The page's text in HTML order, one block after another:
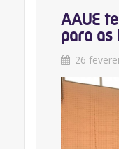
AAUE
para
26